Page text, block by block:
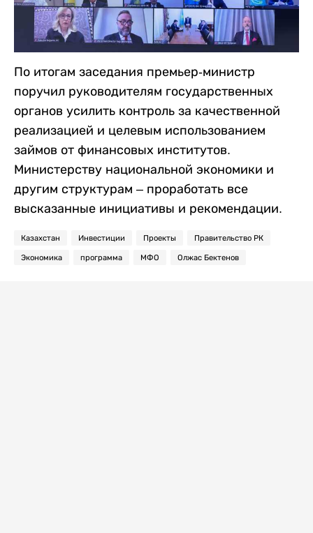
По итогам заседания премьер-министр
поручил руководителям государственных
органов усилить контроль за качественной
реализацией и целевым использованием
займов от финансовых институтов.
Министерству национальной экономики и
другим структурам – проработать все
высказанные инициативы и рекомендации.
Казахстан Инвестиции Проекты Правительство РК
Экономика программа МФО Олжас Бектенов